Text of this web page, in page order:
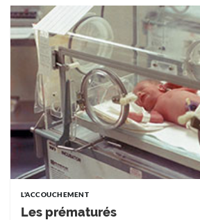
L'ACCOUCHEMENT
Les prématurés